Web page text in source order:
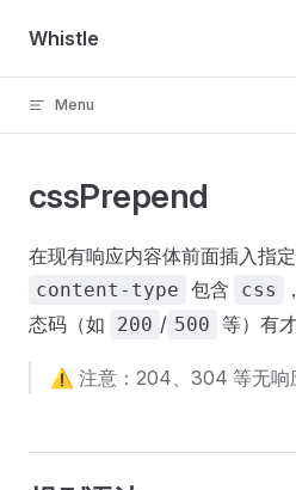
Skip to content
Whistle
Menu
cssPrepend
在现有响应内容体前面插入指
content-type 包含 css
态码（如
200 / 500 等）有才
⚠️ 注意：204、304 等无响